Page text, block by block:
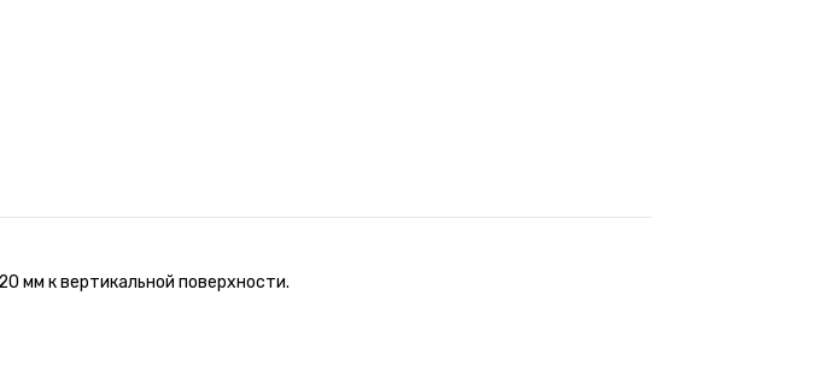
мм к вертикальной поверхности.